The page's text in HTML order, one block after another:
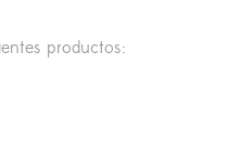
productos: